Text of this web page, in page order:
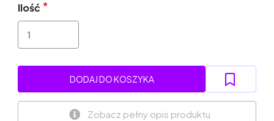
Ilość
DODAJ DO KOSZYKA
Zobacz pełny opis produktu